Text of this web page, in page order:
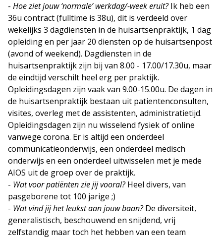
- Hoe ziet jouw ‘normale’ werkdag/-week eruit?Ik heb een
36u contract (fulltime is 38u), dit is verdeeld over
wekelijks 3 dagdiensten in de huisartsenpraktijk, 1 dag
opleiding en per jaar 20 diensten op de huisartsenpost
(avond of weekend). Dagdiensten in de
huisartsenpraktijk zijn bij van 8.00 - 17.00/17.30u, maar
de eindtijd verschilt heel erg per praktijk.
Opleidingsdagen zijn vaak van 9.00-15.00u. De dagen in
de huisartsenpraktijk bestaan uit patientenconsulten,
visites, overleg met de assistenten, administratietijd.
Opleidingsdagen zijn nu wisselend fysiek of online
vanwege corona. Er is altijd een onderdeel
communicatieonderwijs, een onderdeel medisch
onderwijs en een onderdeel uitwisselen met je mede
AIOS uit de groep over de praktijk.
- Wat voor patiënten zie jij vooral?Heel divers, van
pasgeborene tot 100 jarige ;)
- Wat vind jij het leukst aan jouw baan?De diversiteit,
generalistisch, beschouwend en snijdend, vrij
zelfstandig maar toch het hebben van een team